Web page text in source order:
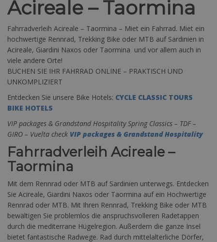
Acireale – Taormina
Fahrradverleih Acireale – Taormina – Miet ein Fahrrad. Miet ein
hochwertige Rennrad, Trekking Bike oder MTB auf Sardinien in
Acireale, Giardini Naxos oder Taormina und vor allem auch in
viele andere Orte!
BUCHEN SIE IHR FAHRRAD ONLINE – PRAKTISCH UND
UNKOMPLIZIERT
Entdecken Sie unsere Bike Hotels: CYCLE CLASSIC TOURS
BIKE HOTELS
VIP packages & Grandstand Hospitality Spring Classics – TDF –
GIRO – Vuelta check VIP packages & Grandstand Hospitality
Fahrradverleih Acireale –
Taormina
Mit dem Rennrad oder MTB auf Sardinien unterwegs. Entdecken
Sie Acireale, Giardini Naxos oder Taormina auf ein Hochwertige
Rennrad oder MTB. Mit Ihren Rennrad, Trekking Bike oder MTB
bewältigen Sie problemlos die anspruchsvolleren Radetappen
durch die mediterrane Hügelregion. Außerdem die ganze Insel
bietet fantastische Radwege. Rad durch mittelalterliche Dörfer,